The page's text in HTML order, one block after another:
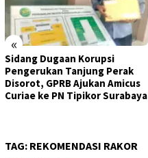
«
Sidang Dugaan Korupsi
Pengerukan Tanjung Perak
Disorot, GPRB Ajukan Amicus
Curiae ke PN Tipikor Surabaya
TAG: REKOMENDASI RAKOR